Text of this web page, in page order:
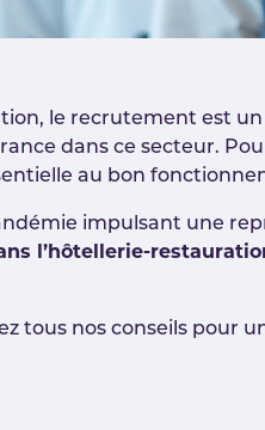
le recrutement est
dans ce secteur.
au bon
impulsant une
l’hôtellerie-
tous nos conseils pour